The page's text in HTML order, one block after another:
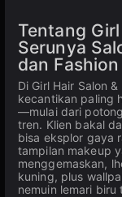
Tentang
Serunya
dan Fashion
Di Girl Hair Salon
kecantikan paling
—mulai dari
tren. Klien bakal
bisa eksplor gaya
tampilan makeup
menggemaskan,
kuning, plus
nemuin lemari